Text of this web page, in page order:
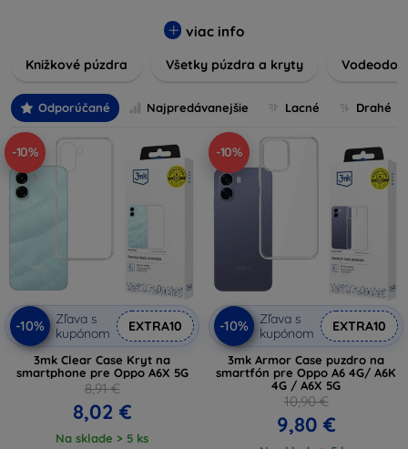
nárazmi, pričom zohľadňujú aj estetické a praktické
našli ten pravý doplnok pre vaše zariadenie. Naše púzdra a
kryty sú nielen praktické, ale aj módne, takže sa stanú
neoddeliteľnou súčasťou vášho každodenného outfitu. Pre
milovníkov technológií alebo tých, ktorí chcú len ochrániť
svoju investíciu, sme tu práve pre vás.
viac info
Knižkové púzdra Všetky púzdra a kryty
Odporúčané Najpredávanejšie Lacné Drahé
-10%
-10%
Zľava s
kupónom
EXTRA10
3mk Clear Case Kryt na
smartphone pre Oppo A6X 5G
8,91 €
8,02 €
Na sklade > 5 ks
-10%
-10%
Zľava s
kupónom
EXTRA10
3mk Armor Case puzdro na
smartfón pre Oppo A6 4G/ A6K
4G / A6X 5G
10,90 €
9,80 €